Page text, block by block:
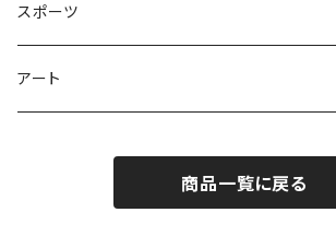
社会について考える
スポーツ
アート
商品一覧に戻る